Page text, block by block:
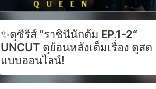
✨ดูซีรีส์ “ราชินีนักต้ม EP.1-2“
UNCUT ดูย้อนหลังเต็มเรื่อง ดูสด
แบบออนไลน์!